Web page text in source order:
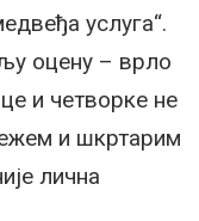
услуга“.
оцену – врло
и четворке не
и шкртарим
лична